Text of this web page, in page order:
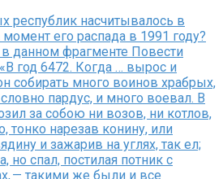
республик насчитывалось в
его распада в 1991 году?
данном фрагменте Повести
год 6472. Когда … вырос и
собирать много воинов храбрых,
пардус, и много воевал. В
за собою ни возов, ни котлов,
тонко нарезав конину, или
и зажарив на углях, так ел;
но спал, постилая потник с
— такими же были и все